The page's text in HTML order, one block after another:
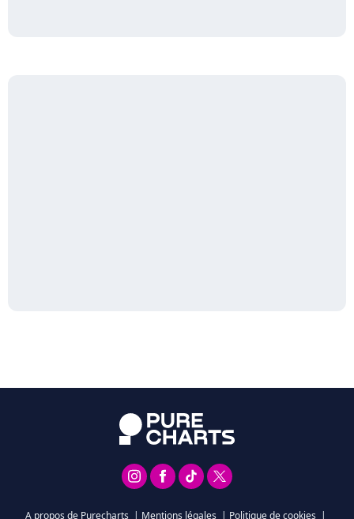
A propos de Purecharts | Mentions légales | Politique de cookies |